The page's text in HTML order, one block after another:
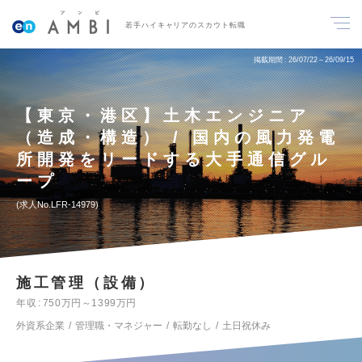
若手ハイキャリアのスカウト転職
掲載期間 26/07/22～26/09/15
【東京・港区】土木エンジニア
（造成・構造） / 国内の風力発電
所開発をリードする大手通信グル
ープ
求人No.LFR-14979
施工管理（設備）
年収
750万円～1399万円
外資系企業
管理職・マネジャー 転勤なし 土日祝休み